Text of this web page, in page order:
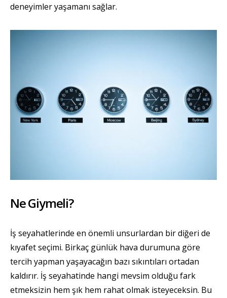
deneyimler yaşamanı sağlar.
Ne Giymeli?
İş seyahatlerinde en önemli unsurlardan bir diğeri de
kıyafet seçimi. Birkaç günlük hava durumuna göre
tercih yapman yaşayacağın bazı sıkıntıları ortadan
kaldırır. İş seyahatinde hangi mevsim olduğu fark
etmeksizin hem şık hem rahat olmak isteyeceksin. Bu